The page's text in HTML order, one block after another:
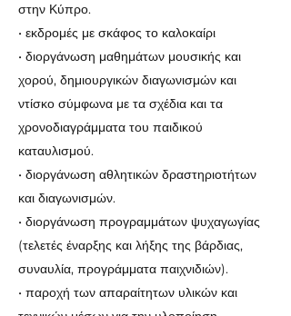
στην Κύπρο.
• εκδρομές με σκάφος το καλοκαίρι
• διοργάνωση μαθημάτων μουσικής και
χορού, δημιουργικών διαγωνισμών και
ντίσκο σύμφωνα με τα σχέδια και τα
χρονοδιαγράμματα του παιδικού
καταυλισμού.
• διοργάνωση αθλητικών δραστηριοτήτων
και διαγωνισμών.
• διοργάνωση προγραμμάτων ψυχαγωγίας
(τελετές έναρξης και λήξης της βάρδιας,
συναυλία, προγράμματα παιχνιδιών).
• παροχή των απαραίτητων υλικών και